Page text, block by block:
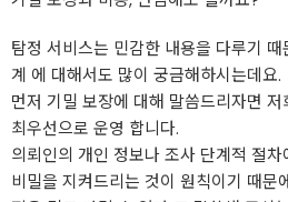
탐정 서비스는 민감한 내용을 다루기
계 에 대해서도 많이 궁금해하시는데요.
먼저 기밀 보장에 대해 말씀드리자면 저
최우선으로 운영 합니다.
의뢰인의 개인 정보나 조사 단계적 절
비밀을 지켜드리는 것이 원칙이기 때문